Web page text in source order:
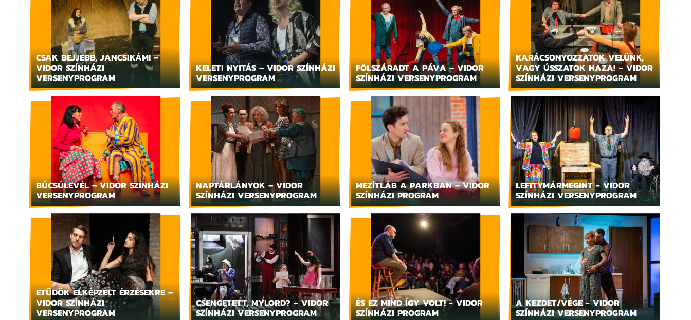
CSAK BEJJEBB, JANCSIKÁM! –
VIDOR SZÍNHÁZI
VERSENYPROGRAM
KELETI NYITÁS – VIDOR SZÍNHÁZI
VERSENYPROGRAM
FÖLSZÁRADT A PÁVA – VIDOR
SZÍNHÁZI VERSENYPROGRAM
KARÁCSONYOZZATOK VELÜNK,
VAGY ÚSSZATOK HAZA! – VIDOR
SZÍNHÁZI VERSENYPROGRAM
BÚCSÚLEVÉL – VIDOR SZÍNHÁZI
VERSENYPROGRAM
NAPTÁRLÁNYOK – VIDOR
SZÍNHÁZI VERSENYPROGRAM
MEZÍTLÁB A PARKBAN – VIDOR
SZÍNHÁZI PROGRAM
LEFITYMÁRMEGINT - VIDOR
SZÍNHÁZI VERSENYPROGRAM
ETŰDÖK ELKÉPZELT ÉRZÉSEKRE –
VIDOR SZÍNHÁZI
VERSENYPROGRAM
CSENGETETT, MYLORD? – VIDOR
SZÍNHÁZI VERSENYPROGRAM
ÉS EZ MIND ÍGY VOLT! - VIDOR
SZÍNHÁZI PROGRAM
A KEZDET/VÉGE - VIDOR
SZÍNHÁZI VERSENYPROGRAM